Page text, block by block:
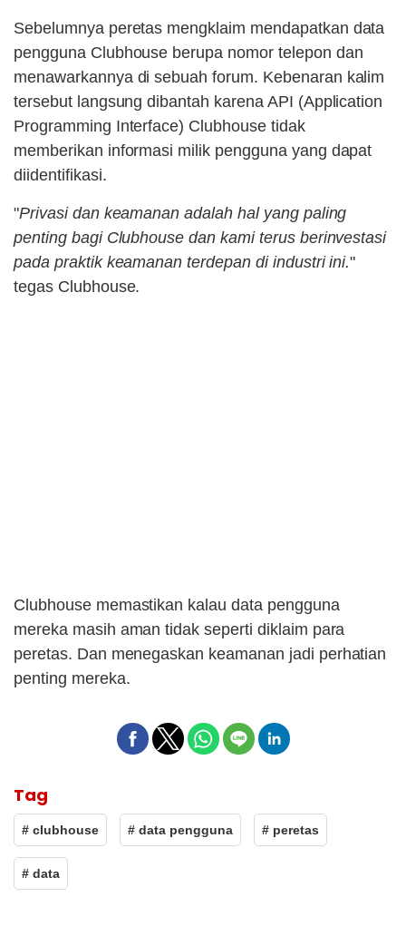
Sebelumnya peretas mengklaim mendapatkan data
pengguna Clubhouse berupa nomor telepon dan
menawarkannya di sebuah forum. Kebenaran kalim
tersebut langsung dibantah karena API (Application
Programming Interface) Clubhouse tidak
memberikan informasi milik pengguna yang dapat
diidentifikasi.
"Privasi dan keamanan adalah hal yang paling
penting bagi Clubhouse dan kami terus berinvestasi
pada praktik keamanan terdepan di industri ini."
tegas Clubhouse.
Clubhouse memastikan kalau data pengguna
mereka masih aman tidak seperti diklaim para
peretas. Dan menegaskan keamanan jadi perhatian
penting mereka.
Tag
# clubhouse # data pengguna # peretas
# data